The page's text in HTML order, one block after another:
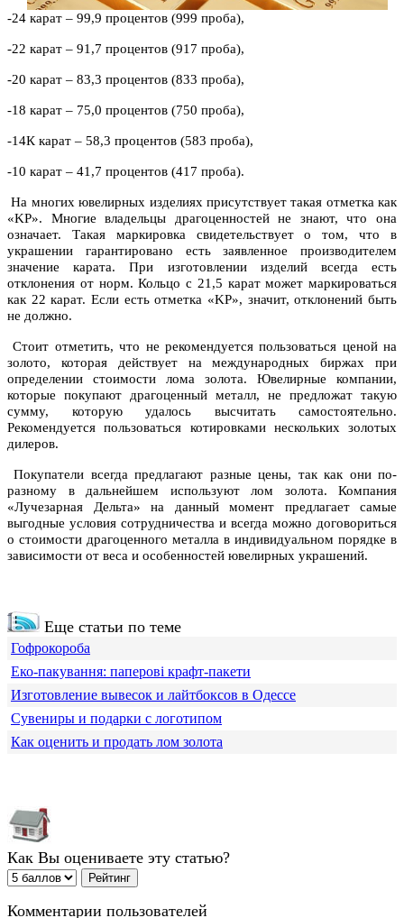
-24 карат – 99,9 процентов (999 проба),
-22 карат – 91,7 процентов (917 проба),
-20 карат – 83,3 процентов (833 проба),
-18 карат – 75,0 процентов (750 проба),
-14К карат – 58,3 процентов (583 проба),
-10 карат – 41,7 процентов (417 проба).
На многих ювелирных изделиях присутствует такая отметка как
«KP». Многие владельцы драгоценностей не знают, что она
означает. Такая маркировка свидетельствует о том, что в
украшении гарантировано есть заявленное производителем
значение карата. При изготовлении изделий всегда есть
отклонения от норм. Кольцо с 21,5 карат может маркироваться
как 22 карат. Если есть отметка «KP», значит, отклонений быть
не должно.
Стоит отметить, что не рекомендуется пользоваться ценой на
золото, которая действует на международных биржах при
определении стоимости лома золота. Ювелирные компании,
которые покупают драгоценный металл, не предложат такую
сумму, которую удалось высчитать самостоятельно.
Рекомендуется пользоваться котировками нескольких золотых
дилеров.
Покупатели всегда предлагают разные цены, так как они по-
разному в дальнейшем используют лом золота. Компания
«Лучезарная Дельта» на данный момент предлагает самые
выгодные условия сотрудничества и всегда можно договориться
о стоимости драгоценного металла в индивидуальном порядке в
зависимости от веса и особенностей ювелирных украшений.
Еще статьи по теме
Гофрокороба
Еко-пакування: паперові крафт-пакети
Изготовление вывесок и лайтбоксов в Одессе
Сувениры и подарки с логотипом
Как оценить и продать лом золота
Как Вы оцениваете эту статью?
Комментарии пользователей